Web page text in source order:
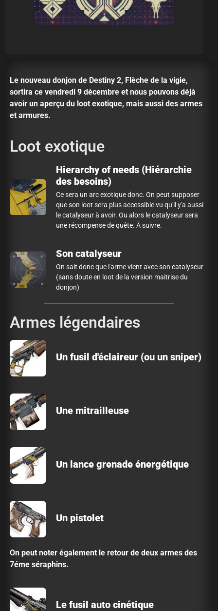
Le nouveau donjon de Destiny 2, Flèche de la vigie,
sortira ce vendredi 9 décembre et nous pouvons déjà
avoir un aperçu du loot exotique, mais aussi des armes
et armures.
Loot exotique
Hierarchy of needs (Hiérarchie
des besoins)
Ce sera un arc exotique donc. On peut supposer
que son loot sera plus accessible vu qu'il y'a aussi
le catalyseur à avoir. Ou alors le catalyseur sera
une récompense de quête. À suivre.
Son catalyseur
On sait donc que l'arme vient avec son catalyseur
(sans doute en loot de la version maitrise du
donjon)
Armes légendaires
Un fusil d'éclaireur (ou un sniper)
Une mitrailleuse
Un lance grenade énergétique
Un pistolet
On peut noter également le retour de deux armes des
7éme séraphins.
Le fusil auto cinétique